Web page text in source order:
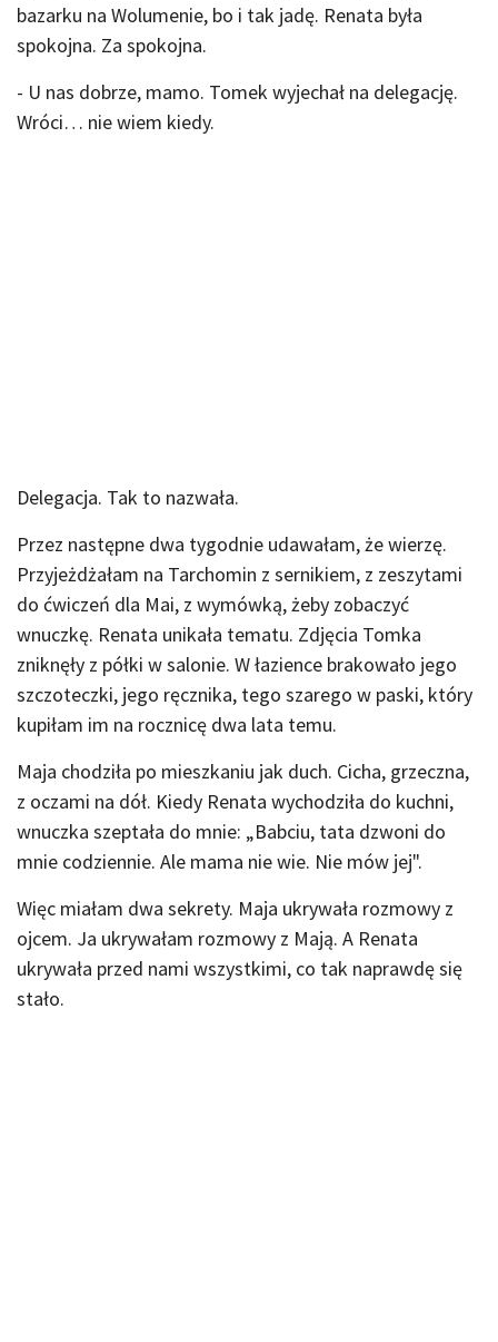
bazarku na Wolumenie, bo i tak jadę. Renata była
spokojna. Za spokojna.
- U nas dobrze, mamo. Tomek wyjechał na delegację.
Wróci… nie wiem kiedy.
Delegacja. Tak to nazwała.
Przez następne dwa tygodnie udawałam, że wierzę.
Przyjeżdżałam na Tarchomin z sernikiem, z zeszytami
do ćwiczeń dla Mai, z wymówką, żeby zobaczyć
wnuczkę. Renata unikała tematu. Zdjęcia Tomka
zniknęły z półki w salonie. W łazience brakowało jego
szczoteczki, jego ręcznika, tego szarego w paski, który
kupiłam im na rocznicę dwa lata temu.
Maja chodziła po mieszkaniu jak duch. Cicha, grzeczna,
z oczami na dół. Kiedy Renata wychodziła do kuchni,
wnuczka szeptała do mnie: „Babciu, tata dzwoni do
mnie codziennie. Ale mama nie wie. Nie mów jej".
Więc miałam dwa sekrety. Maja ukrywała rozmowy z
ojcem. Ja ukrywałam rozmowy z Mają. A Renata
ukrywała przed nami wszystkimi, co tak naprawdę się
stało.